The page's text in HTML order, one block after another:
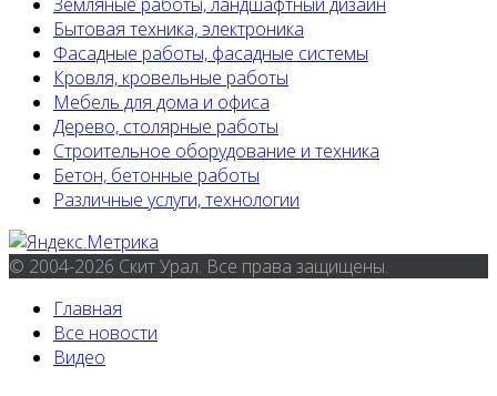
Бытовая техника, электроника
Фасадные работы, фасадные системы
Кровля, кровельные работы
Мебель для дома и офиса
Дерево, столярные работы
Строительное оборудование и техника
Бетон, бетонные работы
Различные услуги, технологии
© 2004-2026 Скит Урал. Все права защищены.
Главная
Все новости
Видео